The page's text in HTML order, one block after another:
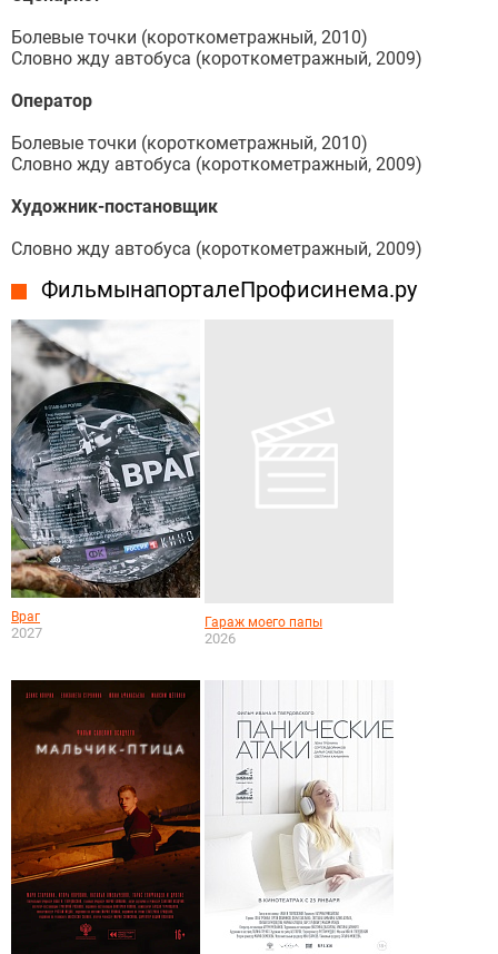
Болевые точки (короткометражный, 2010)
Словно жду автобуса (короткометражный, 2009)
Оператор
Болевые точки (короткометражный, 2010)
Словно жду автобуса (короткометражный, 2009)
Художник-постановщик
Словно жду автобуса (короткометражный, 2009)
Фильмы на портале Профисинема.ру
Враг
2027
Гараж моего папы
2026